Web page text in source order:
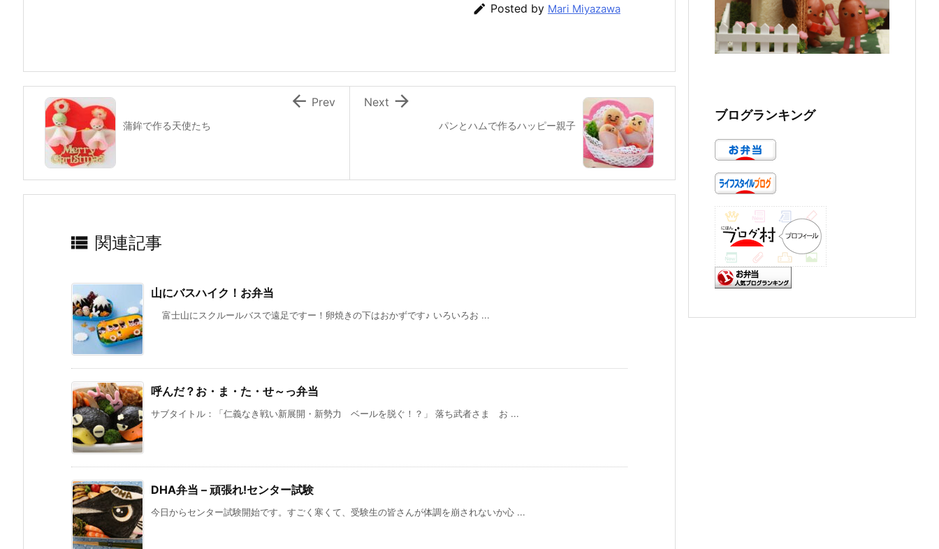
k
 Posted by Mari Miyazawa
パンとハムで作るハッピー親子

Next
蒲鉾で作る天使たち
 Prev
 関連記事
山にバスハイク！お弁当
富士山にスクルールバスで遠足ですー！卵焼きの下はおかずです♪ いろいろお ...
呼んだ？お・ま・た・せ～っ弁当
サブタイトル：「仁義なき戦い新展開・新勢力 ベールを脱ぐ！？」 落ち武者さま お ...
DHA弁当 – 頑張れ!センター試験
今日からセンター試験開始です。すごく寒くて、受験生の皆さんが体調を崩されないか心 ...
ブログランキング